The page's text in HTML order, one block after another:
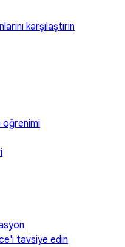
karşılaştırın
öğrenimi
tavsiye edin